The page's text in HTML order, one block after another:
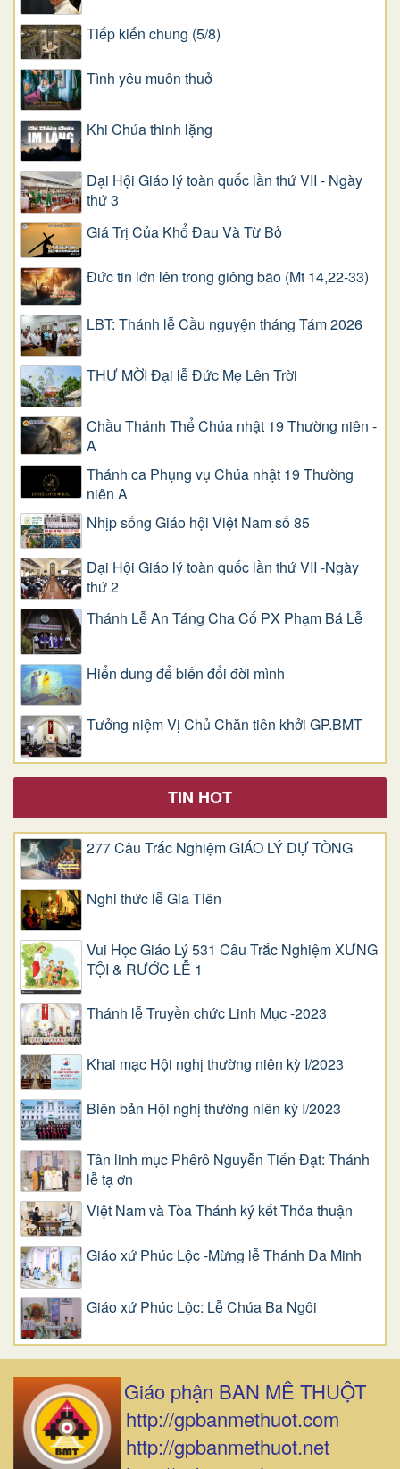
Tiếp kiến chung (5/8)
Tình yêu muôn thuở
Khi Chúa thinh lặng
Đại Hội Giáo lý toàn quốc lần thứ VII - Ngày
thứ 3
Giá Trị Của Khổ Ðau Và Từ Bỏ
Đức tin lớn lên trong giông bão (Mt 14,22-33)
LBT: Thánh lễ Cầu nguyện tháng Tám 2026
THƯ MỜI Đại lễ Đức Mẹ Lên Trời
Chầu Thánh Thể Chúa nhật 19 Thường niên -
A
Thánh ca Phụng vụ Chúa nhật 19 Thường
niên A
Nhịp sống Giáo hội Việt Nam số 85
Đại Hội Giáo lý toàn quốc lần thứ VII -Ngày
thứ 2
Thánh Lễ An Táng Cha Cố PX Phạm Bá Lễ
Hiển dung để biến đổi đời mình
Tưởng niệm Vị Chủ Chăn tiên khởi GP.BMT
TIN HOT
277 Câu Trắc Nghiệm GIÁO LÝ DỰ TÒNG
Nghi thức lễ Gia Tiên
Vui Học Giáo Lý 531 Câu Trắc Nghiệm XƯNG
TỘI & RƯỚC LỄ 1
Thánh lễ Truyền chức Linh Mục -2023
Khai mạc Hội nghị thường niên kỳ I/2023
Biên bản Hội nghị thường niên kỳ I/2023
Tân linh mục Phêrô Nguyễn Tiến Đạt: Thánh
lễ tạ ơn
Việt Nam và Tòa Thánh ký kết Thỏa thuận
Giáo xứ Phúc Lộc -Mừng lễ Thánh Đa Minh
Giáo xứ Phúc Lộc: Lễ Chúa Ba Ngôi
Giáo phận BAN MÊ THUỘT
http://gpbanmethuot.com
http://gpbanmethuot.net